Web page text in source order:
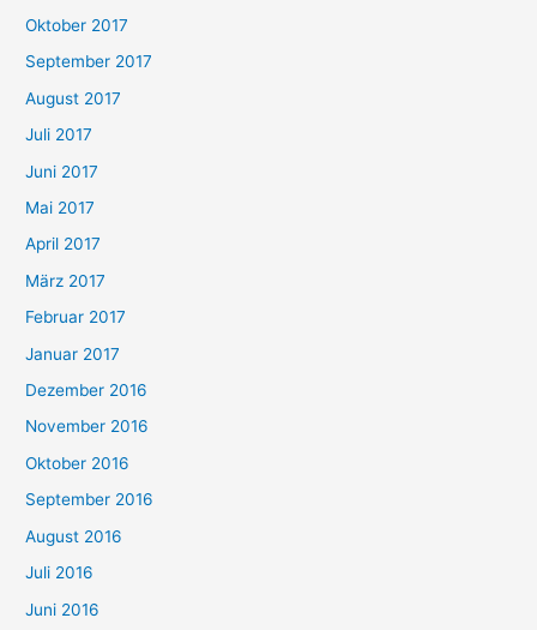
Oktober 2017
September 2017
August 2017
Juli 2017
Juni 2017
Mai 2017
April 2017
März 2017
Februar 2017
Januar 2017
Dezember 2016
November 2016
Oktober 2016
September 2016
August 2016
Juli 2016
Juni 2016